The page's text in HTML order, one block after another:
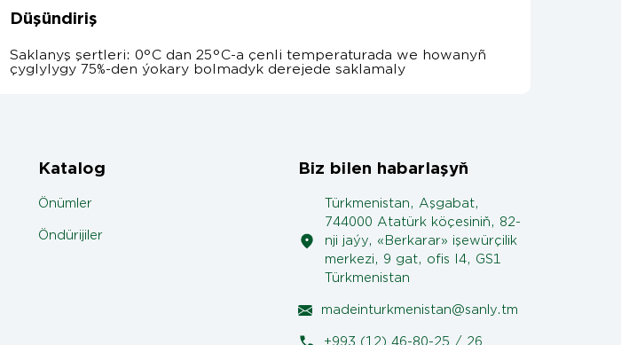
Düşündiriş
Saklanyş şertleri: 0°C dan 25°C-a çenli temperaturada we howanyñ
çyglylygy 75%-den ýokary bolmadyk derejede saklamaly
Katalog
Önümler
Öndürijiler
Biz bilen habarlaşyň
Türkmenistan, Aşgabat,
744000 Atatürk köçesiniň, 82-
nji jaýy, «Berkarar» işewürçilik
merkezi, 9 gat, ofis I4, GS1
Türkmenistan
madeinturkmenistan@sanly.tm
+993 (12) 46-80-25 / 26